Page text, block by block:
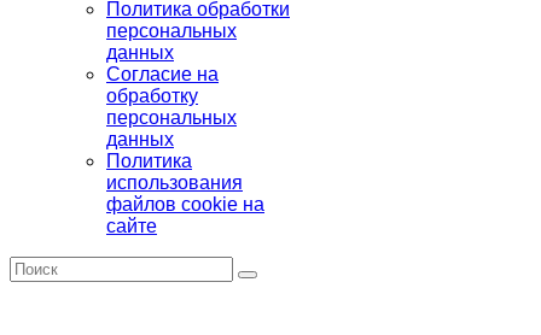
Политика обработки
персональных
данных
Согласие на
обработку
персональных
данных
Политика
использования
файлов cookie на
сайте